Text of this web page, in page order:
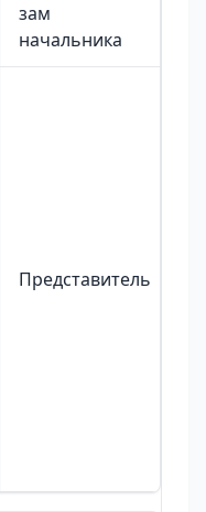
зам
начальника
Представитель